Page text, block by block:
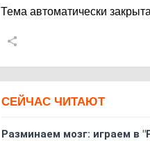
Тема автоматически
СЕЙЧАС ЧИТАЮТ
Разминаем мозг: играем в